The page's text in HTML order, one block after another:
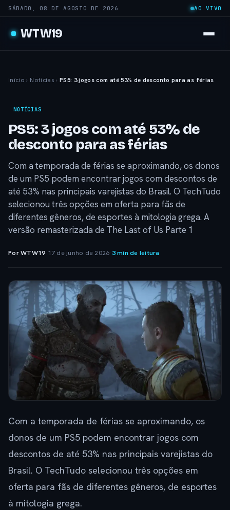
SÁBADO, 08 DE AGOSTO DE 2026 AO VIVO
WTW19
Início › Notícias › PS5: 3 jogos com até 53% de desconto para as férias
NOTÍCIAS
PS5: 3 jogos com até 53% de
desconto para as férias
Com a temporada de férias se aproximando, os donos
de um PS5 podem encontrar jogos com descontos de
até 53% nas principais varejistas do Brasil. O TechTudo
selecionou três opções em oferta para fãs de
diferentes gêneros, de esportes à mitologia grega. A
versão remasterizada de The Last of Us Parte 1
Por WTW19· 17 de junho de 2026·3 min de leitura
Com a temporada de férias se aproximando, os
donos de um PS5 podem encontrar jogos com
descontos de até 53% nas principais varejistas do
Brasil. O TechTudo selecionou três opções em
oferta para fãs de diferentes gêneros, de esportes
à mitologia grega.